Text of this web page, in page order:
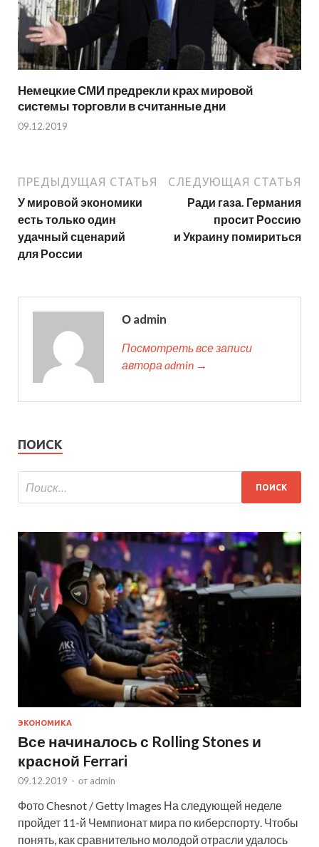
Немецкие СМИ предрекли крах мировой
системы торговли в считанные дни
09.12.2019
ПРЕДЫДУЩАЯ СТАТЬЯ
У мировой экономики
есть только один
удачный сценарий
для России
СЛЕДУЮЩАЯ СТАТЬЯ
Ради газа. Германия
просит Россию
и Украину помириться
О admin
Посмотреть все записи
автора admin →
ПОИСК
ЭКОНОМИКА
Все начиналось с Rolling Stones и
красной Ferrari
09.12.2019 - от admin
Фото Chesnot / Getty Images На следующей неделе
пройдет 11-й Чемпионат мира по киберспорту. Чтобы
понять, как сравнительно молодой отрасли удалось